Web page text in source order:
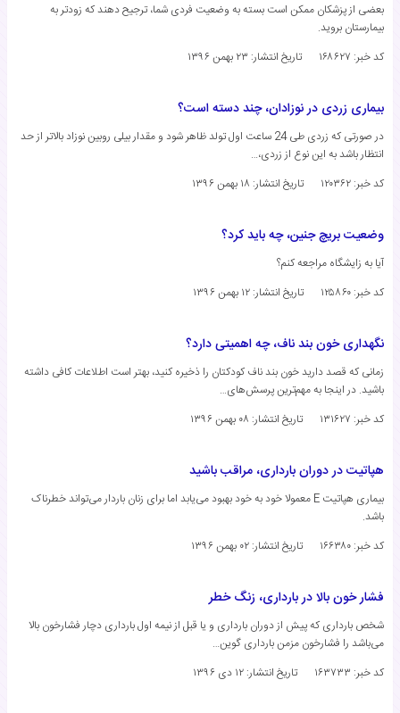
بعضی از پزشکان ممکن است بسته به وضعیت فردی شما، ترجیح دهند که زودتر به
بیمارستان بروید.
کد خبر: ۱۶۸۶۲۷
تاریخ انتشار: ۲۳ بهمن ۱۳۹۶
بیماری زردی در نوزادان، چند دسته است؟
در صورتی که زردی طی 24 ساعت اول تولد ظاهر شود و مقدار بیلی‌ روبین نوزاد بالاتر از حد
انتظار باشد به این نوع از زردی،…
کد خبر: ۱۲۰۳۶۲
تاریخ انتشار: ۱۸ بهمن ۱۳۹۶
وضعیت بریچ جنین، چه باید کرد؟
آیا به زایشگاه مراجعه کنم؟
کد خبر: ۱۲۵۸۶۰
تاریخ انتشار: ۱۲ بهمن ۱۳۹۶
نگهداری خون بند ناف، چه اهمیتی دارد؟
زمانى که قصد دارید خون بند ناف کودکتان را ذخیره کنید، بهتر است اطلاعات کافى داشته
باشید. در اینجا به مهم‌ترین پرسش‌های…
کد خبر: ۱۳۱۶۲۷
تاریخ انتشار: ۰۸ بهمن ۱۳۹۶
هپاتیت در دوران بارداری، مراقب باشید
بیماری هپاتیت E معمولا خود به خود بهبود می‌یابد اما برای زنان باردار می‌تواند خطرناک
باشد.
کد خبر: ۱۶۶۳۸۰
تاریخ انتشار: ۰۲ بهمن ۱۳۹۶
فشار خون بالا در بارداری، زنگ خطر
شخص بارداری که پیش از دوران بارداری و یا قبل از نیمه اول بارداری دچار فشارخون بالا
می‌باشد را فشارخون مزمن بارداری گوین…
کد خبر: ۱۶۳۷۳۳
تاریخ انتشار: ۱۲ دی ۱۳۹۶